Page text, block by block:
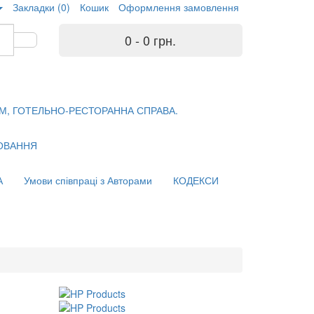
Закладки (0) Кошик Оформлення замовлення
0 - 0 грн.
ГОТЕЛЬНО-РЕСТОРАННА СПРАВА.
Умови співпраці з Авторами КОДЕКСИ